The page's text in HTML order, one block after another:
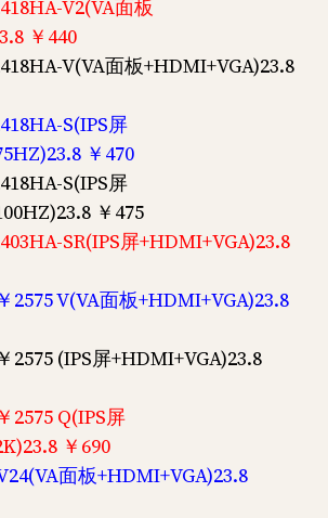
V2(VA面板
￥440
V(VA面板+HDMI+VGA)23.8
S(IPS屏
￥470
S(IPS屏
￥475
SR(IPS屏+HDMI+VGA)23.8
2575 V(VA面板+HDMI+VGA)23.8
2575 (IPS屏+HDMI+VGA)23.8
2575 Q(IPS屏
￥690
面板+HDMI+VGA)23.8